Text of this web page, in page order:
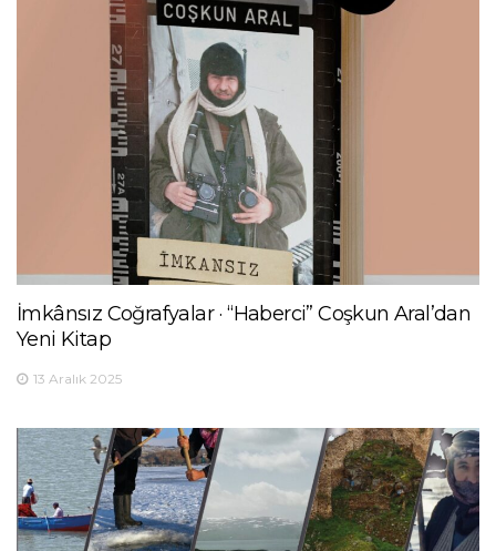
İmkânsız Coğrafyalar · “Haberci” Coşkun Aral’dan
Yeni Kitap
13 Aralık 2025